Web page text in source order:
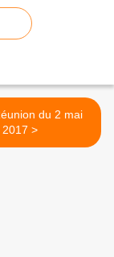
du 2 mai
2017 >